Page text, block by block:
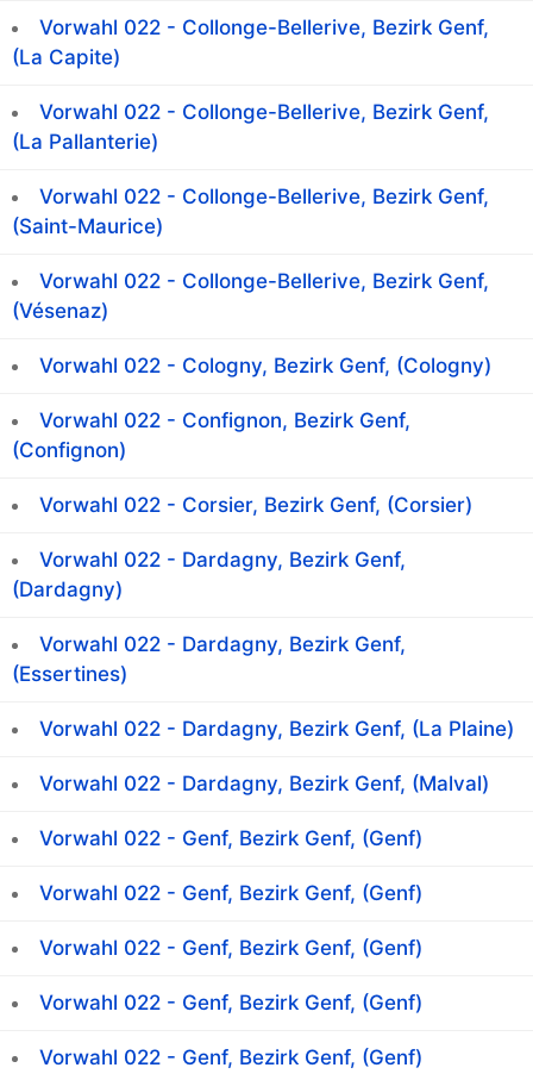
Vorwahl 022 - Collonge-Bellerive, Bezirk Genf,
(La Capite)
Vorwahl 022 - Collonge-Bellerive, Bezirk Genf,
(La Pallanterie)
Vorwahl 022 - Collonge-Bellerive, Bezirk Genf,
(Saint-Maurice)
Vorwahl 022 - Collonge-Bellerive, Bezirk Genf,
(Vésenaz)
Vorwahl 022 - Cologny, Bezirk Genf, (Cologny)
Vorwahl 022 - Confignon, Bezirk Genf,
(Confignon)
Vorwahl 022 - Corsier, Bezirk Genf, (Corsier)
Vorwahl 022 - Dardagny, Bezirk Genf,
(Dardagny)
Vorwahl 022 - Dardagny, Bezirk Genf,
(Essertines)
Vorwahl 022 - Dardagny, Bezirk Genf, (La Plaine)
Vorwahl 022 - Dardagny, Bezirk Genf, (Malval)
Vorwahl 022 - Genf, Bezirk Genf, (Genf)
Vorwahl 022 - Genf, Bezirk Genf, (Genf)
Vorwahl 022 - Genf, Bezirk Genf, (Genf)
Vorwahl 022 - Genf, Bezirk Genf, (Genf)
Vorwahl 022 - Genf, Bezirk Genf, (Genf)